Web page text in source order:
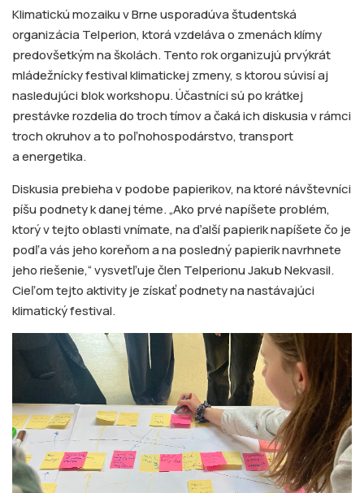
Klimatickú mozaiku v Brne usporadúva študentská
organizácia Telperion, ktorá vzdeláva o zmenách klímy
predovšetkým na školách. Tento rok organizujú prvýkrát
mládežnícky festival klimatickej zmeny, s ktorou súvisí aj
nasledujúci blok workshopu. Účastníci sú po krátkej
prestávke rozdelia do troch tímov a čaká ich diskusia v rámci
troch okruhov a to poľnohospodárstvo, transport
a energetika.
Diskusia prebieha v podobe papierikov, na ktoré návštevníci
píšu podnety k danej téme. „Ako prvé napíšete problém,
ktorý v tejto oblasti vnímate, na ďalší papierik napíšete čo je
podľa vás jeho koreňom a na posledný papierik navrhnete
jeho riešenie,“ vysvetľuje člen Telperionu Jakub Nekvasil.
Cieľom tejto aktivity je získať podnety na nastávajúci
klimatický festival.